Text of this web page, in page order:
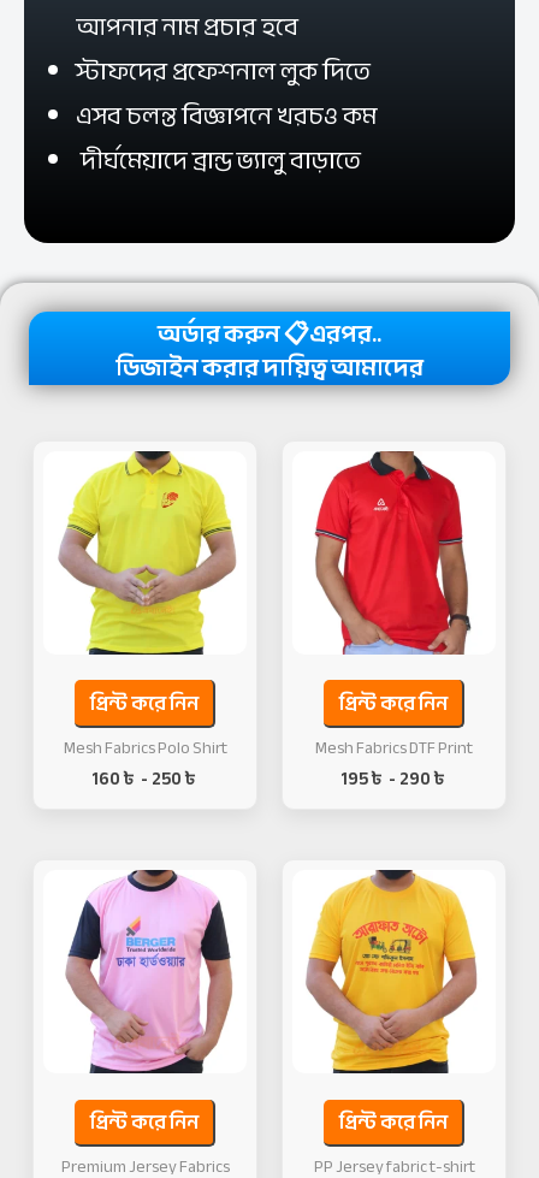
আপনার নাম প্রচার হবে
স্টাফদের প্রফেশনাল লুক দিতে
এসব চলন্ত বিজ্ঞাপনে খরচও কম
দীর্ঘমেয়াদে ব্রান্ড ভ্যালু বাড়াতে
অর্ডার করুন 📋এরপর..
ডিজাইন করার দায়িত্ব আমাদের
প্রিন্ট করে নিন
Mesh Fabrics Polo Shirt
160৳ -250৳
প্রিন্ট করে নিন
Mesh Fabrics DTF Print
195৳ -290৳
প্রিন্ট করে নিন
Premium Jersey Fabrics
প্রিন্ট করে নিন
PP Jersey fabric t-shirt